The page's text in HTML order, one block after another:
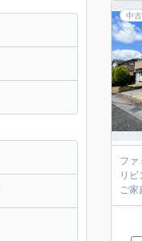
中
ファ
リ
ご家